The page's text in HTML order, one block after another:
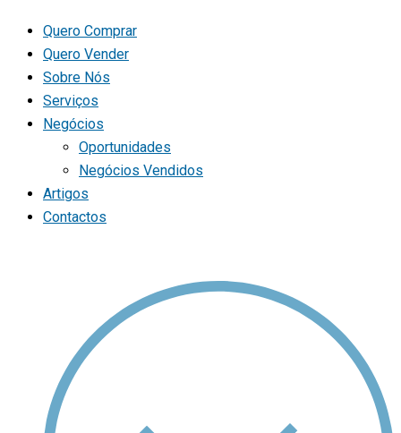
Quero Comprar
Quero Vender
Sobre Nós
Serviços
Negócios
Oportunidades
Negócios Vendidos
Artigos
Contactos